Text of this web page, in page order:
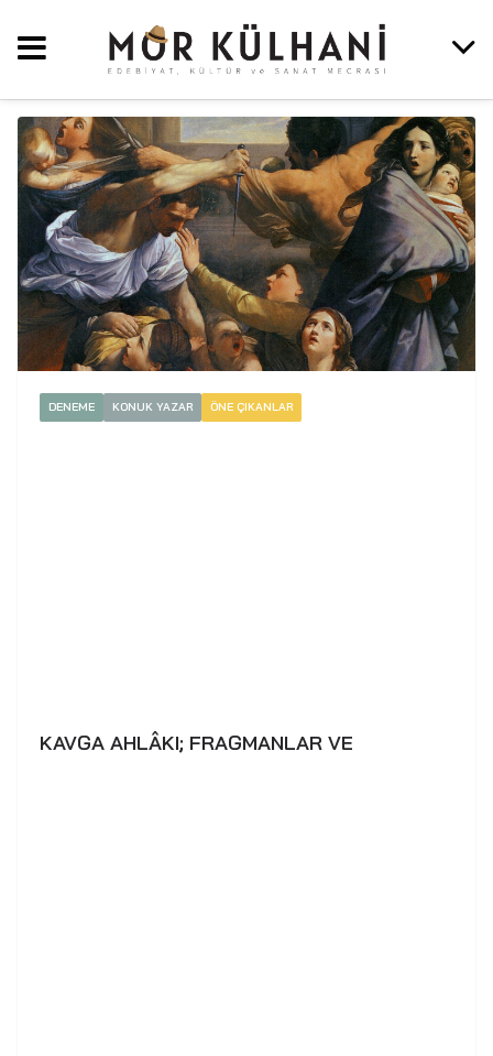
DENEME KONUK YAZAR ÖNE ÇIKANLAR
KAVGA AHLÂKI; FRAGMANLAR VE